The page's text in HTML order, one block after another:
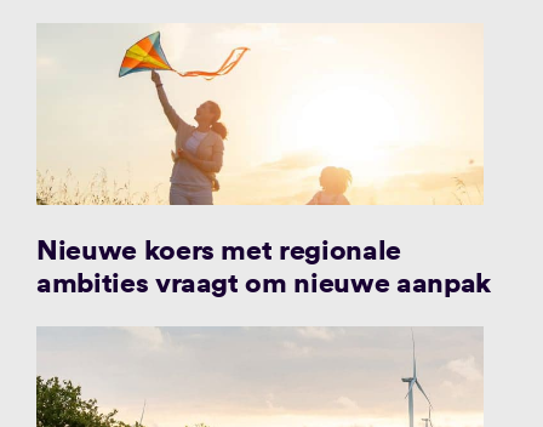
Nieuwe koers met regionale
ambities vraagt om nieuwe aanpak